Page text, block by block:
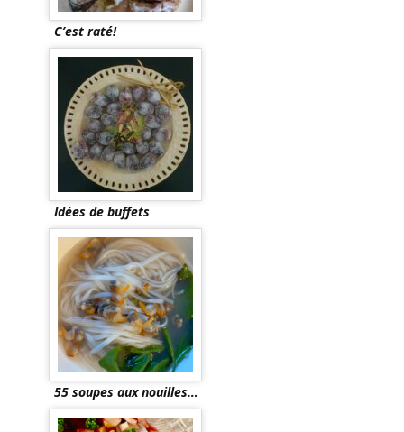
C’est raté!
Idées de buffets
55 soupes aux nouilles…